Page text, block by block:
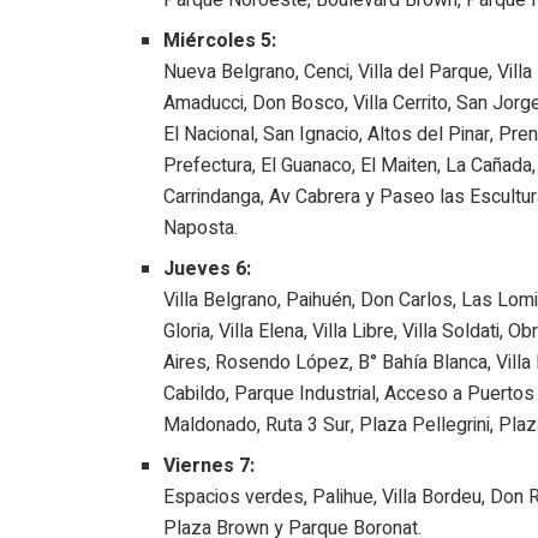
Miércoles 5:
Nueva Belgrano, Cenci, Villa del Parque,
Amaducci, Don Bosco, Villa Cerrito, San
El Nacional, San Ignacio, Altos del Pinar,
Prefectura, El Guanaco, El Maiten, La
Carrindanga, Av Cabrera y Paseo las
Naposta.
Jueves 6:
Villa Belgrano, Paihuén, Don Carlos, Las
Gloria, Villa Elena, Villa Libre, Villa Soldati,
Aires, Rosendo López, B° Bahía Blanca,
Cabildo, Parque Industrial, Acceso a
Maldonado, Ruta 3 Sur, Plaza Pellegrini,
Viernes 7:
Espacios verdes, Palihue, Villa Bordeu, Don
Plaza Brown y Parque Boronat.